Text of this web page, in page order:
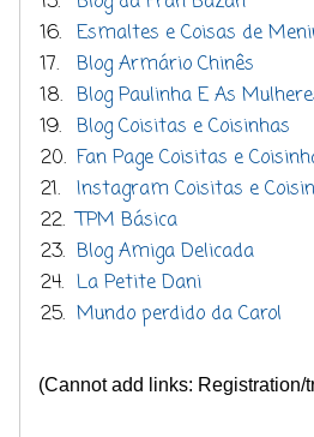
16. Esmaltes e Coisas de
17.
Blog Armário Chinês
18. Blog Paulinha E As
19. Blog Coisitas e Coisinhas
20. Fan Page Coisitas e
21. Instagram Coisitas e
22. TPM Básica
23. Blog Amiga Delicada
24. La Petite Dani
25. Mundo perdido da Carol
(Cannot add links: Registration/